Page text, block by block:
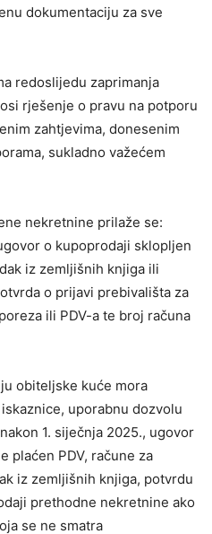
dokumentaciju za sve
redoslijedu zaprimanja
rješenje o pravu na potporu
zahtjevima, donesenim
sukladno važećem
nekretnine prilaže se:
o kupoprodaji sklopljen
iz zemljišnih knjiga ili
o prijavi prebivališta za
ili PDV-a te broj računa
obiteljske kuće mora
uporabnu dozvolu
1. siječnja 2025., ugovor
plaćen PDV, račune za
iz zemljišnih knjiga, potvrdu
prethodne nekretnine ako
se ne smatra